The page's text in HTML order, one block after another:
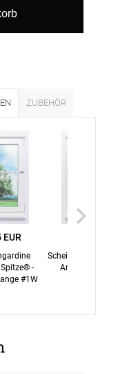
ZUBEHÖR
EUR
-
#1W
Scheibengardine
Arian #1W natur